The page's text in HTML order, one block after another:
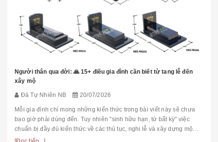
Người thân qua đời: 🙏 15+ điều gia đình cần biết từ tang lễ đến
xây mộ
Đá Tự Nhiên NB 20/07/2026
Mỗi gia đình chỉ mong những kiến thức trong bài viết này sẽ chưa
bao giờ phải dùng đến. Tuy nhiên "sinh hữu hạn, tử bất kỳ" việc
chuẩn bị đầy đủ kiến thức về các thủ tục, nghi lễ và xây dựng mộ
phầ...